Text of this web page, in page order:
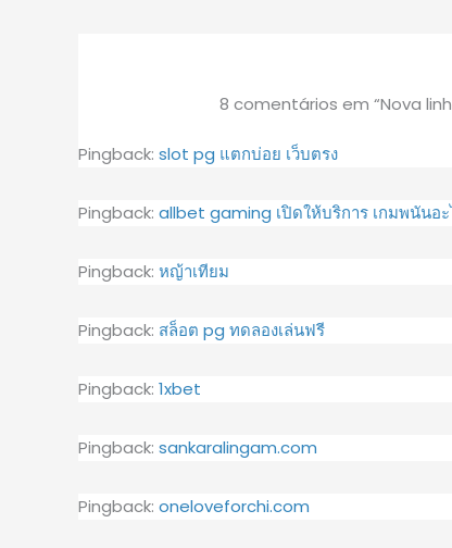
8 comentários em “Nova
Pingback: slot pg แตกบ่อย เว็บตรง
Pingback: allbet gaming เปิดให้บริการ เกมพนันอะ
Pingback: หญ้าเทียม
Pingback: สล็อต pg ทดลองเล่นฟรี
Pingback: 1xbet
Pingback: sankaralingam.com
Pingback: oneloveforchi.com